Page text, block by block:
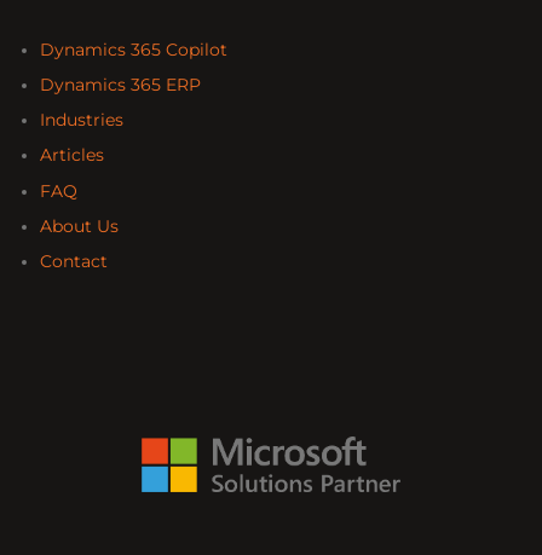
Dynamics 365 Copilot
Dynamics 365 ERP
Industries
Articles
FAQ
About Us
Contact